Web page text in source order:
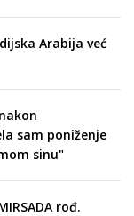
Arabija već
sam poniženje
sinu"
rođ.